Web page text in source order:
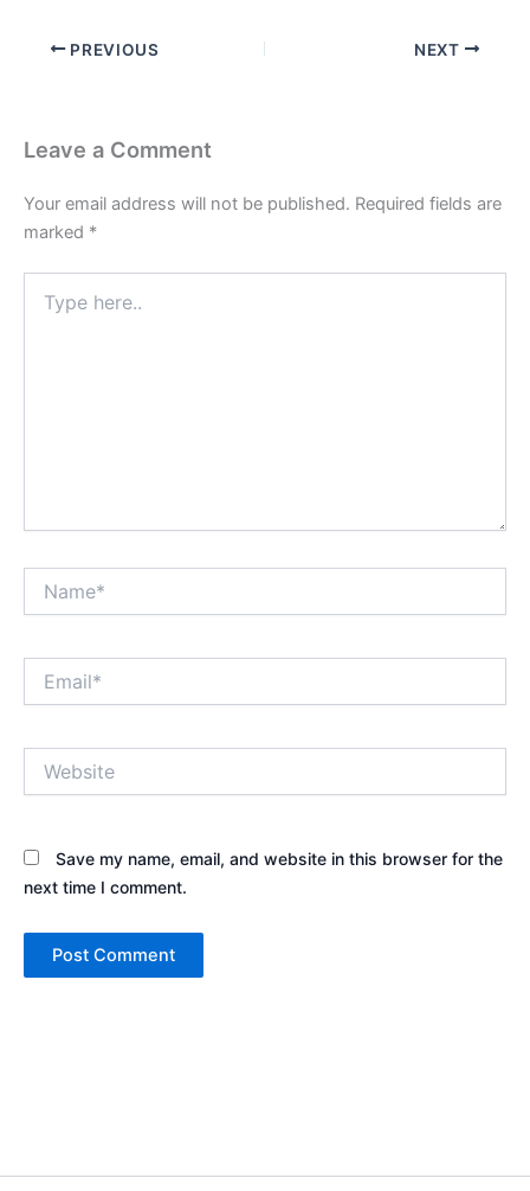
PREVIOUS NEXT
Leave a Comment
Your email address will not be published. Required fields are
marked *
here..
Save my name, email, and website in this browser for the
next time I comment.